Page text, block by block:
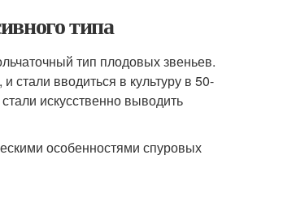
типа
тип плодовых звеньев.
вводиться в культуру в 50-
искусственно выводить
особенностями спуровых